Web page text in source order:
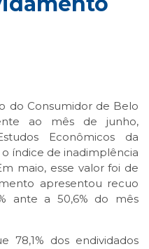
do Consumidor de Belo
ao mês de junho,
Econômicos da
índice de inadimplência
maio, esse valor foi de
apresentou recuo
ante a 50,6% do mês
78,1% dos endividados